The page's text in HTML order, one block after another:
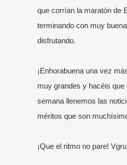
que corrían la maratón de
terminando con muy
disfrutando.
¡Enhorabuena una vez
muy grandes y hacéis que
semana llenemos las
méritos que son
¡Que el ritmo no pare!